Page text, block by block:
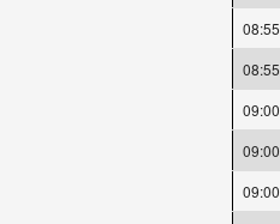
08:55
08:55
09:00
09:00
09:00